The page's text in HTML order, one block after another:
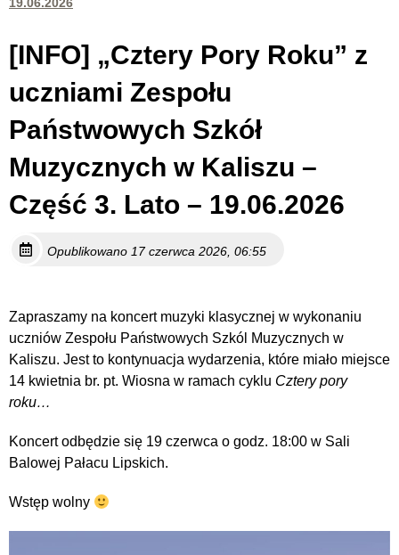
[INFO] „Cztery Pory Roku” z
uczniami Zespołu
Państwowych Szkół
Muzycznych w Kaliszu –
Część 3. Lato – 19.06.2026
Opublikowano 17 czerwca 2026, 06:55
Zapraszamy na koncert muzyki klasycznej w wykonaniu
uczniów Zespołu Państwowych Szkól Muzycznych w
Kaliszu. Jest to kontynuacja wydarzenia, które miało miejsce
14 kwietnia br. pt. Wiosna w ramach cyklu Cztery pory
roku…
Koncert odbędzie się 19 czerwca o godz. 18:00 w Sali
Balowej Pałacu Lipskich.
Wstęp wolny